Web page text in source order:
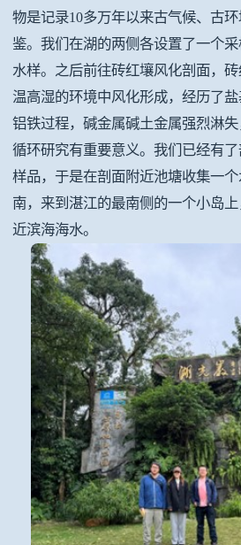
物是记录10多万年以来古气候、古
鉴。我们在湖的两侧各设置了一个
水样。之后前往砖红壤风化剖面，
温高湿的环境中风化形成，经历了
铝铁过程，碱金属碱土金属强烈淋
循环研究有重要意义。我们已经有
样品，于是在剖面附近池塘收集一
南，来到湛江的最南侧的一个小岛
近滨海海水。